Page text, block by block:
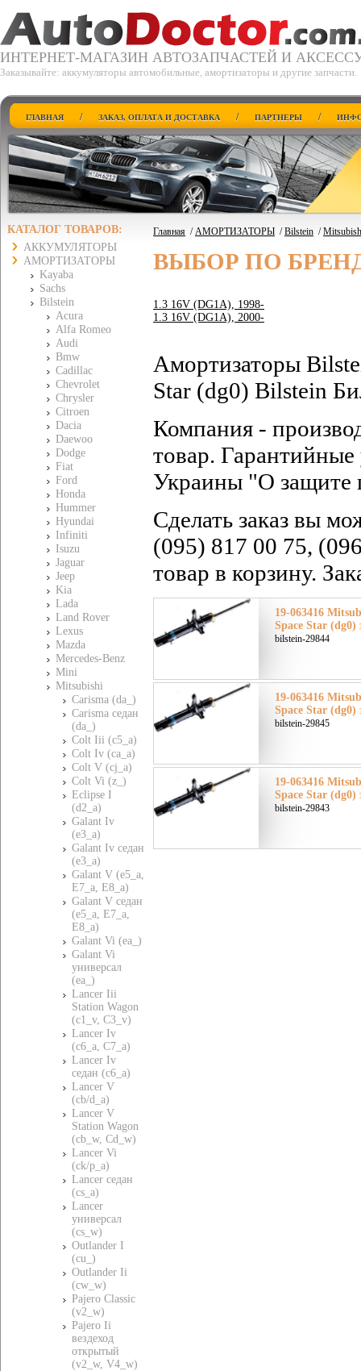
ИНТЕРНЕТ-МАГАЗИН АВТОЗАПЧАСТЕЙ И
Заказывайте: аккумуляторы автомобильные, амортизаторы и другие запчасти.
ГЛАВНАЯ / ЗАКАЗ, ОПЛАТА И ДОСТАВКА / ПАРТНЕРЫ /
КАТАЛОГ ТОВАРОВ:
АККУМУЛЯТОРЫ
АМОРТИЗАТОРЫ
Kayaba
Sachs
Bilstein
Acura
Alfa Romeo
Audi
Bmw
Cadillac
Chevrolet
Chrysler
Citroen
Dacia
Daewoo
Dodge
Fiat
Ford
Honda
Hummer
Hyundai
Infiniti
Isuzu
Jaguar
Jeep
Kia
Lada
Land Rover
Lexus
Mazda
Mercedes-Benz
Mini
Mitsubishi
Carisma (da_)
Carisma седан
(da_)
Colt Iii (c5_a)
Colt Iv (ca_a)
Colt V (cj_a)
Colt Vi (z_)
Eclipse I
(d2_a)
Galant Iv
(e3_a)
Galant Iv седан
(e3_a)
Galant V (e5_a,
E7_a, E8_a)
Galant V седан
(e5_a, E7_a,
E8_a)
Galant Vi (ea_)
Galant Vi
универсал
(ea_)
Lancer Iii
Station Wagon
(c1_v, C3_v)
Lancer Iv
(c6_a, C7_a)
Lancer Iv
седан (c6_a)
Lancer V
(cb/d_a)
Lancer V
Station Wagon
(cb_w, Cd_w)
Lancer Vi
(ck/p_a)
Lancer седан
(cs_a)
Lancer
универсал
(cs_w)
Outlander I
(cu_)
Outlander Ii
(cw_w)
Pajero Classic
(v2_w)
Pajero Ii
вездеход
открытый
(v2_w, V4_w)
Главная /АМОРТИЗАТОРЫ /Bilstein /
ВЫБОР ПО
1.3 16V (DG1A), 1998-
1.3 16V (DG1A), 2000-
Амортизаторы
Star (dg0) Bilstein
Компания -
товар. Гарантийные
Украины "О защите
Сделать заказ вы
(095) 817 00 75,
товар в корзину.
19-063416
Space Star (dg0)
bilstein-29844
19-063416
Space Star (dg0)
bilstein-29845
19-063416
Space Star (dg0)
bilstein-29843